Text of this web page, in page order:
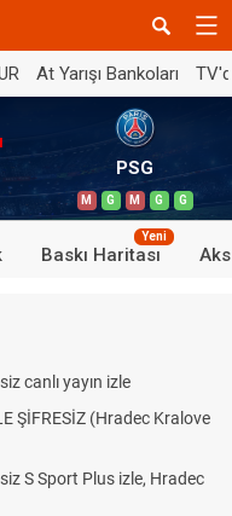
At Yarışı Bankoları
PSG
M G M G G
Baskı Haritası
Yeni
canlı yayın izle
ŞİFRESİZ (Hradec Kralove
S Sport Plus izle, Hradec